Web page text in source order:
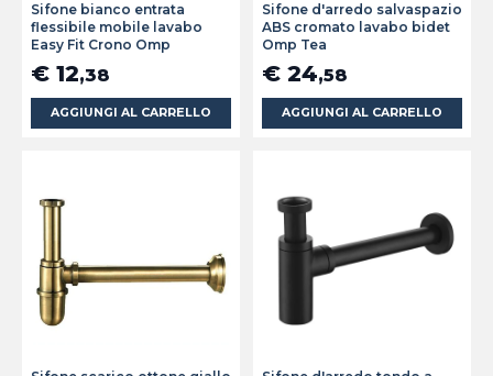
Sifone bianco entrata
flessibile mobile lavabo
Easy Fit Crono Omp
€ 12,38
AGGIUNGI AL CARRELLO
Sifone d'arredo salvaspazio
ABS cromato lavabo bidet
Omp Tea
€ 24,58
AGGIUNGI AL CARRELLO